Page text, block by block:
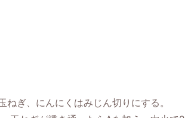
ぎ、にんにくはみじん切りにする。